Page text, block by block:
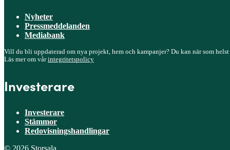
Nyheter
Pressmeddelanden
Mediabank
Vill du bli uppdaterad om nya projekt, hem och kampanjer? Du kan när som
Läs mer om vårintegritetspolicy
Investerare
Investerare
Stämmor
Redovisningshandlingar
© 2026 Storsala